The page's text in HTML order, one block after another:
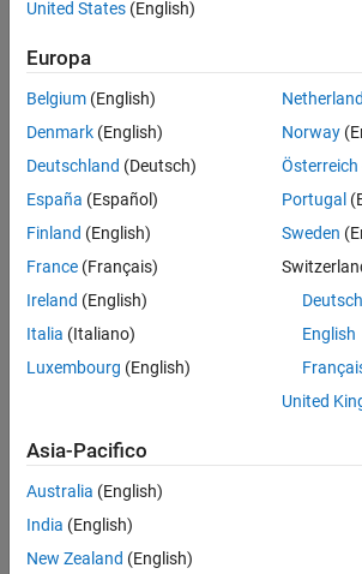
United States (English)
Europa
Belgium (English)
Denmark (English)
Deutschland (Deutsch)
España (Español)
Finland (English)
France (Français)
Ireland (English)
Italia (Italiano)
Luxembourg (English)
Norway
Österreich
Portugal
Sweden
Deutsch
English
United
Asia-Pacifico
Australia (English)
India (English)
New Zealand (English)
Centro di fiducia
Informativa
Antipirateria
Stato dell'applicazione
© 1994-2026 The MathWorks, Inc.